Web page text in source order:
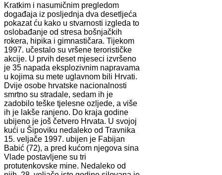
Kratkim i nasumičnim pregledom
događaja iz posljednja dva desetljeća
pokazat ću kako u stvarnosti izgleda to
oslobađanje od stresa bošnjačkih
rokera, hipika i gimnastičara. Tijekom
1997. učestalo su vršene terorističke
akcije. U prvih deset mjeseci izvršeno
je 35 napada eksplozivnim napravama
u kojima su mete uglavnom bili Hrvati.
Dvije osobe hrvatske nacionalnosti
smrtno su stradale, sedam ih je
zadobilo teške tjelesne ozljede, a više
ih je lakše ranjeno. Do kraja godine
ubijeno je još četvero Hrvata. U svojoj
kući u Šipoviku nedaleko od Travnika
15. veljače 1997. ubijen je Fabijan
Babić (72), a pred kućom njegova sina
Vlade postavljene su tri
protutenkovske mine. Nedaleko od